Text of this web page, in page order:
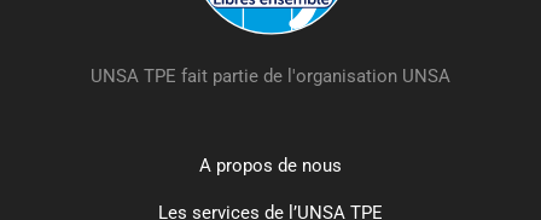
UNSA TPE fait partie de l'organisation UNSA
A propos de nous
Les services de l’UNSA TPE